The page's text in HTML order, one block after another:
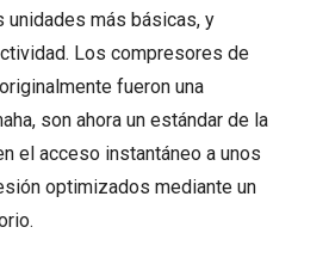
unidades más básicas, y
Los compresores de
fueron una
son ahora un estándar de la
el acceso instantáneo a unos
optimizados mediante un